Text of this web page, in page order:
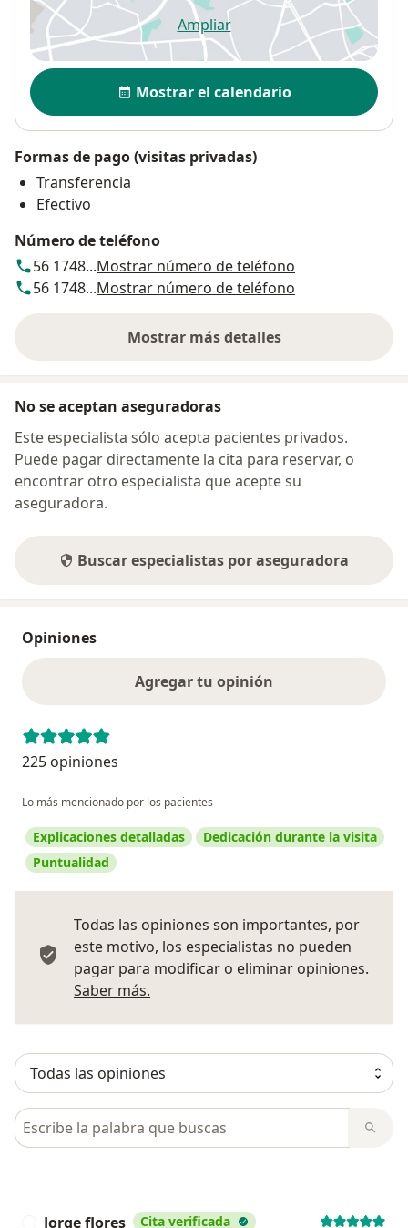
Ampliarse abre en una nueva
Disponibilidad
Mostrar el calendario
Formas de pago (visitas privadas)
Transferencia
Efectivo
Número de teléfono
56 1748...Mostrar número de teléfono
56 1748...Mostrar número de teléfono
Mostrar más detalles
sobre la dirección
No se aceptan aseguradoras
Este especialista sólo acepta pacientes privados.
Puede pagar directamente la cita para reservar, o
encontrar otro especialista que acepte su
aseguradora.
Buscar especialistas por aseguradora
Opiniones
Agregar tu opinión
225 opiniones
Lo más mencionado por los pacientes
Explicaciones detalladas
Dedicación durante la visita
Puntualidad
Todas las opiniones son importantes, por
este motivo, los especialistas no pueden
pagar para modificar o eliminar opiniones.
Saber más.
Busca en opiniones
Jorge flores Cita verificada